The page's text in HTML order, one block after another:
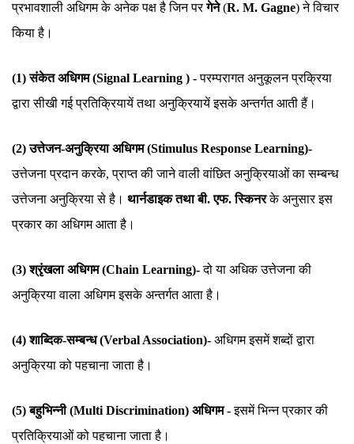
प्रभावशाली अधिगम के अनेक पक्ष है जिन परगेने(R. M. Gagne) ने विचार
किया है।
(1) संकेत अधिगम (Signal Learning ) -परम्परागत अनुकूलन प्रक्रिया
द्वारा सीखी गई प्रतिक्रियायें तथा अनुक्रियायें इसके अन्तर्गत आती हैं।
(2) उत्तेजन-अनुक्रिया अधिगम (Stimulus Response Learning)-
उत्तेजना प्रदान करके, प्राप्त की जाने वाली वांछित अनुक्रियाओं का सम्बन्ध
उत्तेजना अनुक्रिया से है। थार्नडाइक तथा बी. एफ. स्किनरके अनुसार इस
प्रकार का अधिगम आता है।
(3) श्रृंखला अधिगम (Chain Learning)-दो या अधिक उत्तेजना की
अनुक्रिया वाला अधिगम इसके अन्तर्गत आता है।
(4) शाब्दिक-सम्बन्ध (Verbal Association)- अधिगम इसमें शब्दों द्वारा
अनुक्रिया को पहचाना जाता है।
(5) बहुभिन्नी (Multi Discrimination) अधिगम -इसमें भिन्न प्रकार की
प्रतिक्रियाओं को पहचाना जाता है।